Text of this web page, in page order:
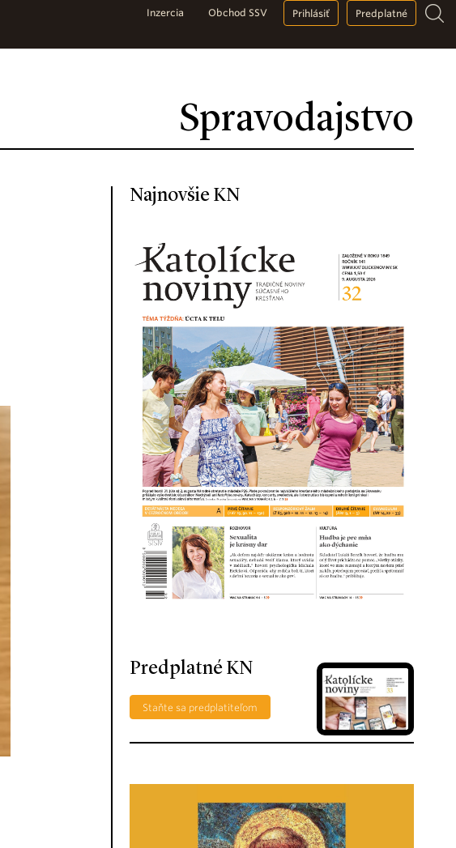
Spravodajstvo
Inzercia Obchod SSV Prihlásiť Predplatné
Najnovšie KN
Predplatné KN
Staňte sa predplatiteľom